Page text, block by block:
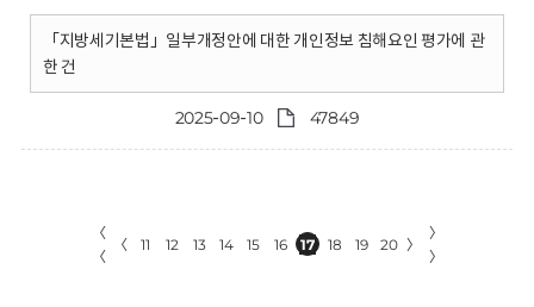
「지방세기본법」일부개정안에 대한 개인정보 침해요인 평가에 관
한 건
2025-09-10 47849
〈
〈
〈 11 12 13 14 15 16 17 18 19 20 〉
〉
〉